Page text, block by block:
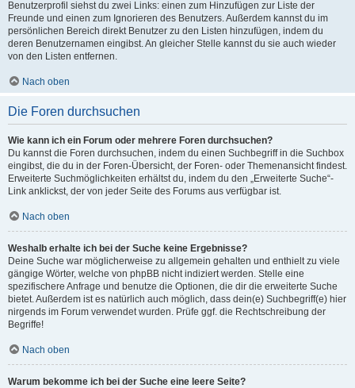
Benutzerprofil siehst du zwei Links: einen zum Hinzufügen zur Liste der
Freunde und einen zum Ignorieren des Benutzers. Außerdem kannst du im
persönlichen Bereich direkt Benutzer zu den Listen hinzufügen, indem du
deren Benutzernamen eingibst. An gleicher Stelle kannst du sie auch wieder
von den Listen entfernen.
Nach oben
Die Foren durchsuchen
Wie kann ich ein Forum oder mehrere Foren durchsuchen?
Du kannst die Foren durchsuchen, indem du einen Suchbegriff in die Suchbox
eingibst, die du in der Foren-Übersicht, der Foren- oder Themenansicht findest.
Erweiterte Suchmöglichkeiten erhältst du, indem du den „Erweiterte Suche“-
Link anklickst, der von jeder Seite des Forums aus verfügbar ist.
Nach oben
Weshalb erhalte ich bei der Suche keine Ergebnisse?
Deine Suche war möglicherweise zu allgemein gehalten und enthielt zu viele
gängige Wörter, welche von phpBB nicht indiziert werden. Stelle eine
spezifischere Anfrage und benutze die Optionen, die dir die erweiterte Suche
bietet. Außerdem ist es natürlich auch möglich, dass dein(e) Suchbegriff(e) hier
nirgends im Forum verwendet wurden. Prüfe ggf. die Rechtschreibung der
Begriffe!
Nach oben
Warum bekomme ich bei der Suche eine leere Seite?